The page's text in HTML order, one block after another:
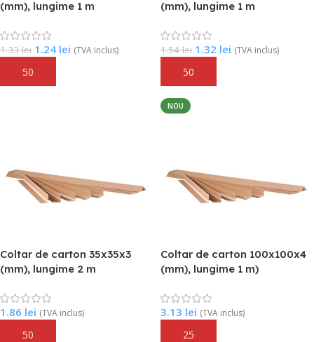
(mm), lungime 1 m
1.33lei 1.24 lei (TVA inclus)
Adaugă În Coș
(mm), lungime 1 m
1.54lei 1.32 lei (TVA inclus)
Adaugă În Coș
Coltar de carton 35x35x3
(mm), lungime 2 m
1.86 lei (TVA inclus)
Adaugă În Coș
NOU
Coltar de carton 100x100x4
(mm), lungime 1 m)
3.13 lei (TVA inclus)
Adaugă În Coș